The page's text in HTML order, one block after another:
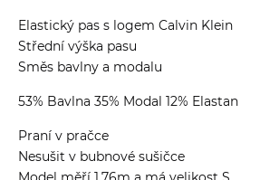
Elastický pas s logem Calvin Klein
Střední výška pasu
Směs bavlny a modalu
53% Bavlna 35% Modal 12% Elastan
Praní v pračce
Nesušit v bubnové sušičce